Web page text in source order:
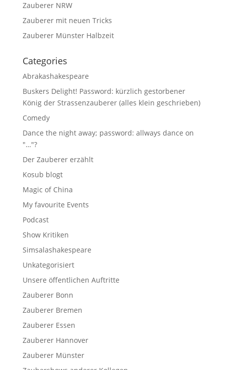
Zauberer NRW
Zauberer mit neuen Tricks
Zauberer Münster Halbzeit
Categories
Abrakashakespeare
Buskers Delight! Password: kürzlich gestorbener
König der Strassenzauberer (alles klein geschrieben)
Comedy
Dance the night away; password: allways dance on
"…"?
Der Zauberer erzählt
Kosub blogt
Magic of China
My favourite Events
Podcast
Show Kritiken
Simsalashakespeare
Unkategorisiert
Unsere öffentlichen Auftritte
Zauberer Bonn
Zauberer Bremen
Zauberer Essen
Zauberer Hannover
Zauberer Münster